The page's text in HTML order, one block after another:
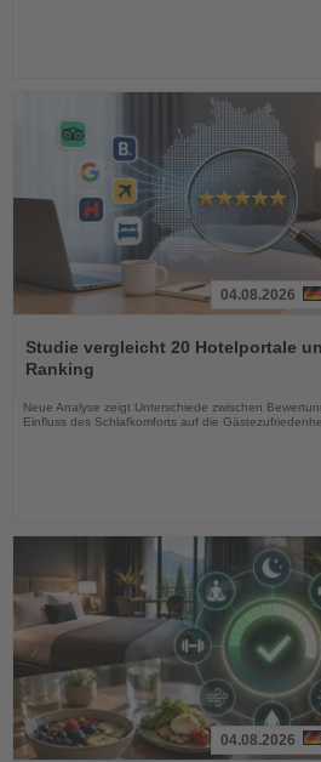
Sie
die
Nachrichten
04.08.2026
Studie vergleicht 20 Hotelportale
Ranking
Neue Analyse zeigt Unterschiede zwischen
Einfluss des Schlafkomforts auf die
04.08.2026